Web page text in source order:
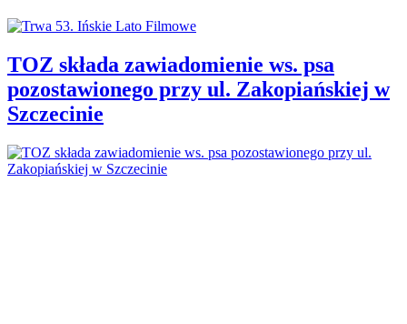
TOZ składa zawiadomienie ws. psa
pozostawionego przy ul. Zakopiańskiej w
Szczecinie